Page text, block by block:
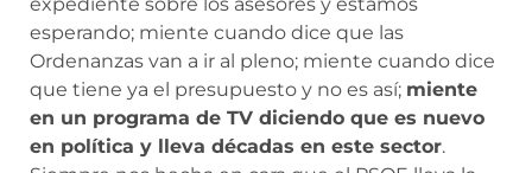
esperando; miente cuando dice que las
Ordenanzas van a ir al pleno; miente cuando dice
que tiene ya el presupuesto y no es así; miente
en un programa de TV diciendo que es nuevo
en política y lleva décadas en este sector.